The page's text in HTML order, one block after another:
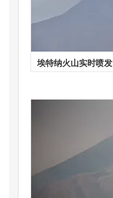
埃特纳火山实时喷发